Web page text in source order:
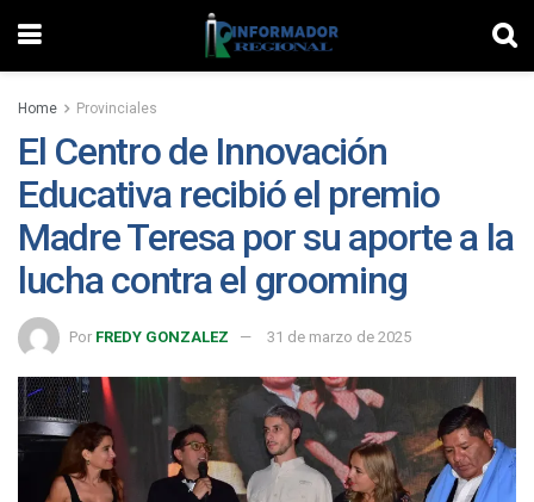
Home Provinciales
El Centro de Innovación
Educativa recibió el premio
Madre Teresa por su aporte a la
lucha contra el grooming
Por FREDY GONZALEZ 31 de marzo de 2025